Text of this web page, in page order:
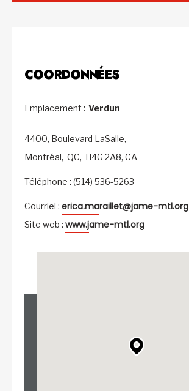
COORDONNÉES
Emplacement : Verdun
4400, Boulevard LaSalle,
Montréal, QC, H4G 2A8, CA
Téléphone : (514) 536-5263
Courriel : erica.maraillet@jame-mtl.org
Site web : www.jame-mtl.org